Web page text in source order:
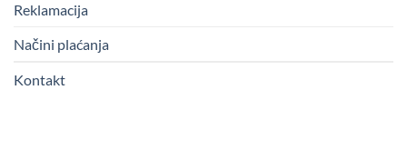
Reklamacija
Načini plaćanja
Kontakt